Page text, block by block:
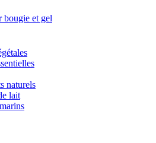
bougie et gel
naturels
lait